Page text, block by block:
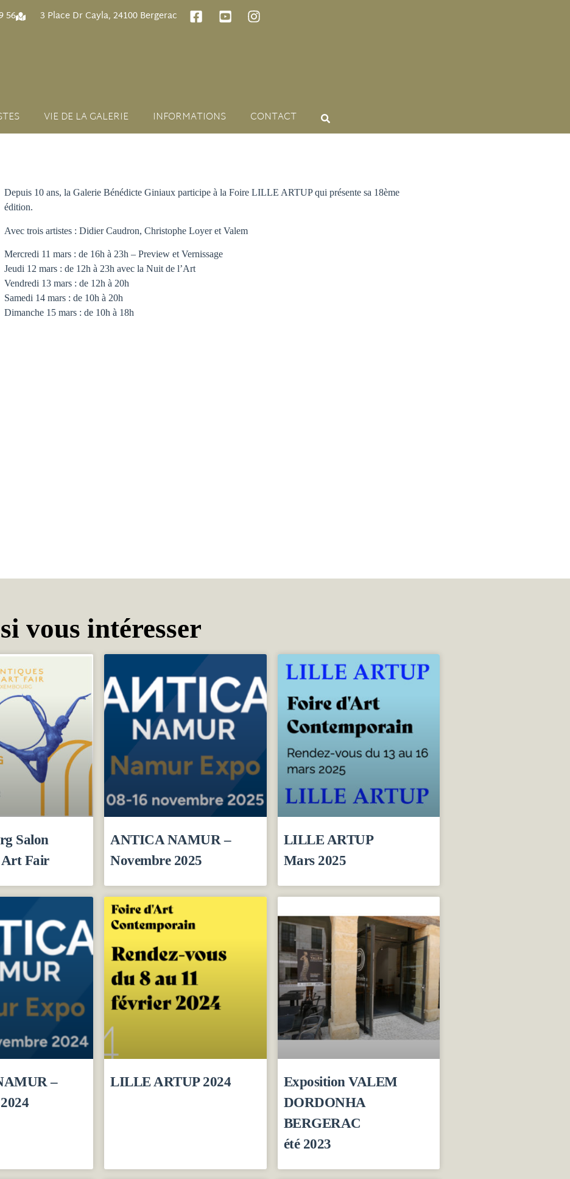
56‬ 3 Place Dr Cayla, 24100 Bergerac
VIE DE LA GALERIE INFORMATIONS CONTACT
Depuis 10 ans, la Galerie Bénédicte Giniaux participe à la Foire LILLE ARTUP qui présente sa 18ème
édition.
Avec trois artistes : Didier Caudron, Christophe Loyer et Valem
Mercredi 11 mars : de 16h à 23h – Preview et Vernissage
Jeudi 12 mars : de 12h à 23h avec la Nuit de l’Art
Vendredi 13 mars : de 12h à 20h
Samedi 14 mars : de 10h à 20h
Dimanche 15 mars : de 10h à 18h
vous intéresser
Salon
Fair
ANTICA NAMUR –
Novembre 2025
LILLE ARTUP
Mars 2025
–
LILLE ARTUP 2024
Exposition VALEM
DORDONHA
BERGERAC
été 2023